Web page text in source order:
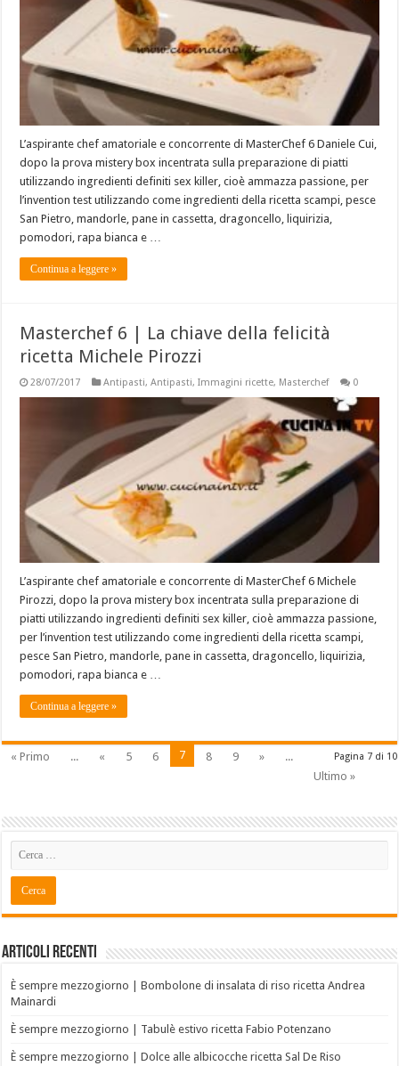
L’aspirante chef amatoriale e concorrente di MasterChef 6 Daniele Cui,
dopo la prova mistery box incentrata sulla preparazione di piatti
utilizzando ingredienti definiti sex killer, cioè ammazza passione, per
l’invention test utilizzando come ingredienti della ricetta scampi, pesce
San Pietro, mandorle, pane in cassetta, dragoncello, liquirizia,
pomodori, rapa bianca e …
Continua a leggere »
Masterchef 6 | La chiave della felicità
ricetta Michele Pirozzi
28/07/2017 Antipasti,Antipasti,Immagini ricette, Masterchef 0
L’aspirante chef amatoriale e concorrente di MasterChef 6 Michele
Pirozzi, dopo la prova mistery box incentrata sulla preparazione di
piatti utilizzando ingredienti definiti sex killer, cioè ammazza passione,
per l’invention test utilizzando come ingredienti della ricetta scampi,
pesce San Pietro, mandorle, pane in cassetta, dragoncello, liquirizia,
pomodori, rapa bianca e …
Continua a leggere »
Pagina 7 di 10
« Primo ... « 5 6 7 8 9 »
...
Ultimo »
Articoli recenti
È sempre mezzogiorno | Bombolone di insalata di riso ricetta Andrea
Mainardi
È sempre mezzogiorno | Tabulè estivo ricetta Fabio Potenzano
È sempre mezzogiorno | Dolce alle albicocche ricetta Sal De Riso